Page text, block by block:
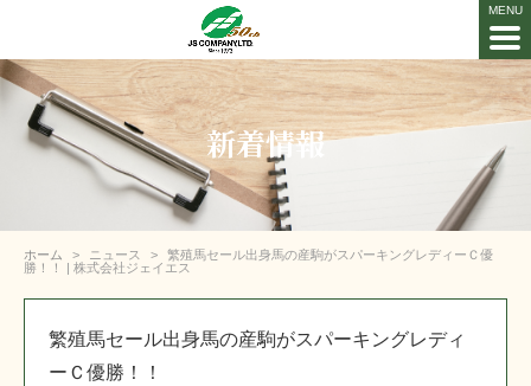
新着情報
ホーム ニュース
繁殖馬セール出身馬の産駒がスパーキングレディーＣ優
勝！！ | 株式会社ジェイエス
繁殖馬セール出身馬の産駒がスパーキングレディ
ーＣ優勝！！